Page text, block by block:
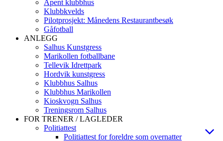
Åpent klubbhus
Klubbkvelds
Pilotprosjekt: Månedens Restaurantbesøk
Gåfotball
ANLEGG
Salhus Kunstgress
Marikollen fotballbane
Tellevik Idrettpark
Hordvik kunstgress
Klubbhus Salhus
Klubbhus Marikollen
Kioskvogn Salhus
Treningsrom Salhus
FOR TRENER / LAGLEDER
Politiattest
Politiattest for foreldre som overnatter